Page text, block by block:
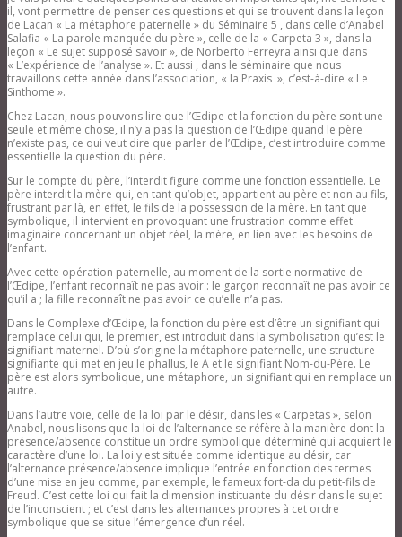
il, vont permettre de penser ces questions et qui se trouvent dans la leçon
de Lacan « La métaphore paternelle » du Séminaire 5 , dans celle d’Anabel
Salafia « La parole manquée du père », celle de la « Carpeta 3 », dans la
leçon « Le sujet supposé savoir », de Norberto Ferreyra ainsi que dans
« L’expérience de l’analyse ». Et aussi , dans le séminaire que nous
travaillons cette année dans l’association, « la Praxis », c’est-à-dire « Le
Sinthome ».
Chez Lacan, nous pouvons lire que l’Œdipe et la fonction du père sont une
seule et même chose, il n’y a pas la question de l’Œdipe quand le père
n’existe pas, ce qui veut dire que parler de l’Œdipe, c’est introduire comme
essentielle la question du père.
Sur le compte du père, l’interdit figure comme une fonction essentielle. Le
père interdit la mère qui, en tant qu’objet, appartient au père et non au fils,
frustrant par là, en effet, le fils de la possession de la mère. En tant que
symbolique, il intervient en provoquant une frustration comme effet
imaginaire concernant un objet réel, la mère, en lien avec les besoins de
l’enfant.
Avec cette opération paternelle, au moment de la sortie normative de
l’Œdipe, l’enfant reconnaît ne pas avoir : le garçon reconnaît ne pas avoir ce
qu’il a ; la fille reconnaît ne pas avoir ce qu’elle n’a pas.
Dans le Complexe d’Œdipe, la fonction du père est d’être un signifiant qui
remplace celui qui, le premier, est introduit dans la symbolisation qu’est le
signifiant maternel. D’où s’origine la métaphore paternelle, une structure
signifiante qui met en jeu le phallus, le A et le signifiant Nom-du-Père. Le
père est alors symbolique, une métaphore, un signifiant qui en remplace un
autre.
Dans l’autre voie, celle de la loi par le désir, dans les « Carpetas », selon
Anabel, nous lisons que la loi de l’alternance se réfère à la manière dont la
présence/absence constitue un ordre symbolique déterminé qui acquiert le
caractère d’une loi. La loi y est située comme identique au désir, car
l’alternance présence/absence implique l’entrée en fonction des termes
d’une mise en jeu comme, par exemple, le fameux fort-da du petit-fils de
Freud. C’est cette loi qui fait la dimension instituante du désir dans le sujet
de l’inconscient ; et c’est dans les alternances propres à cet ordre
symbolique que se situe l’émergence d’un réel.